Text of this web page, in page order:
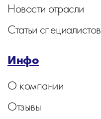
Новости отрасли
Статьи специалистов
Инфо
О компании
Отзывы